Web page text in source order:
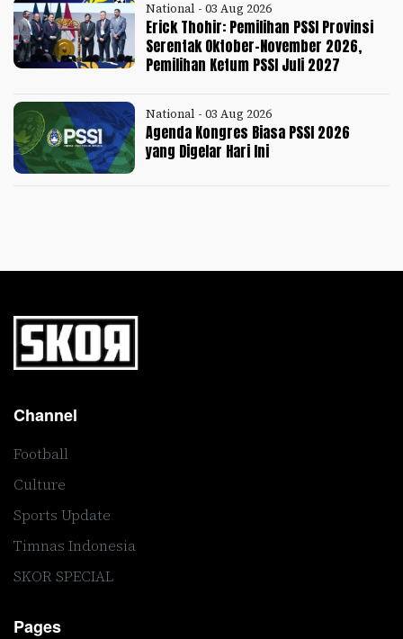
National - 03 Aug 2026
Erick Thohir: Pemilihan PSSI Provinsi
Serentak Oktober-November 2026,
Pemilihan Ketum PSSI Juli 2027
National - 03 Aug 2026
Agenda Kongres Biasa PSSI 2026
yang Digelar Hari Ini
Channel
Football
Culture
Sports Update
Timnas Indonesia
SKOR SPECIAL
Pages